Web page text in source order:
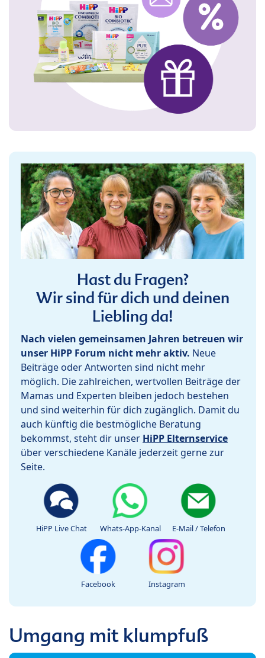
Hast du Fragen?
Wir sind für dich und deinen
Liebling da!
Nach vielen gemeinsamen Jahren betreuen wir
unser HiPP Forum nicht mehr aktiv. Neue
Beiträge oder Antworten sind nicht mehr
möglich. Die zahlreichen, wertvollen Beiträge der
Mamas und Experten bleiben jedoch bestehen
und sind weiterhin für dich zugänglich. Damit du
auch künftig die bestmögliche Beratung
bekommst, steht dir unser HiPP Elternservice
über verschiedene Kanäle jederzeit gerne zur
Seite.
HiPP Live Chat Whats-App-Kanal E-Mail / Telefon
Facebook Instagram
Umgang mit klumpfuß